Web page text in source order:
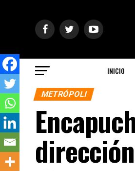
INICIO
METRÓPOLI